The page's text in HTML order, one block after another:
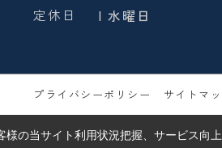
定休日
| 水曜日
プライバシーポリシー サイトマ
様の当サイト利用状況把握、サービス向